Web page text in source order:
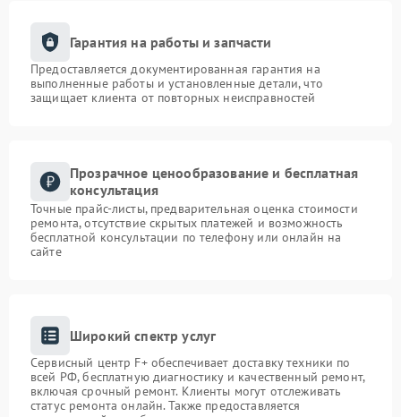
Гарантия на работы и запчасти
Предоставляется документированная гарантия на
выполненные работы и установленные детали, что
защищает клиента от повторных неисправностей
Прозрачное ценообразование и бесплатная
консультация
Точные прайс-листы, предварительная оценка стоимости
ремонта, отсутствие скрытых платежей и возможность
бесплатной консультации по телефону или онлайн на
сайте
Широкий спектр услуг
Сервисный центр F+ обеспечивает доставку техники по
всей РФ, бесплатную диагностику и качественный ремонт,
включая срочный ремонт. Клиенты могут отслеживать
статус ремонта онлайн. Также предоставляется